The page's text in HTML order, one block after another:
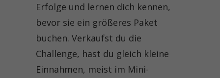
Erfolge und lernen dich kennen,
bevor sie ein größeres Paket
buchen. Verkaufst du die
Challenge, hast du gleich kleine
Einnahmen, meist im Mini-